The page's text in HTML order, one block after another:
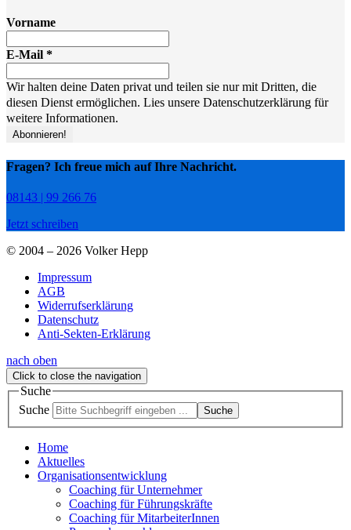
Vorname
E-Mail *
Wir halten deine Daten privat und teilen sie nur mit Dritten, die
diesen Dienst ermöglichen. Lies unsere Datenschutzerklärung für
weitere Informationen.
Fragen? Ich freue mich auf Ihre Nachricht.
08143 | 99 266 76
Jetzt schreiben
© 2004 – 2026 Volker Hepp
Impressum
AGB
Widerrufserklärung
Datenschutz
Anti-Sekten-Erklärung
nach oben
Click to close the navigation
Suche
Suche
Suche
Home
Aktuelles
Organisationsentwicklung
Coaching für Unternehmer
Coaching für Führungskräfte
Coaching für MitarbeiterInnen